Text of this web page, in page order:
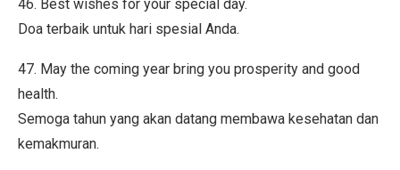
46. Best wishes for your special day.
Doa terbaik untuk hari spesial Anda.
47. May the coming year bring you prosperity and good
health.
Semoga tahun yang akan datang membawa kesehatan dan
kemakmuran.